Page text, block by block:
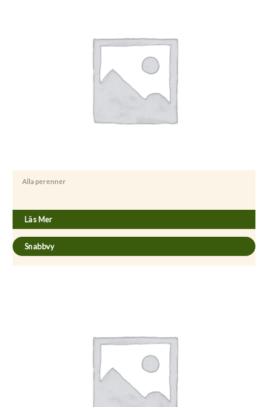
Alla perenner
Läs Mer
Snabbvy